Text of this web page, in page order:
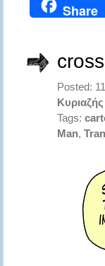
Share
Posted:
Κυριαζής
Tags:
Man,